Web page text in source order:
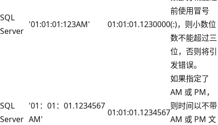
SQL
Server
'01:01:01:123AM' 01:01:01.1230000
前使用冒号
(:)，则小数位
数不能超过三
位，否则将引
发错误。
SQL
Server
'01：01：01.1234567
AM'
01:01:01.1234567
如果指定了
AM 或 PM，
则时间以不带
AM 或 PM 文